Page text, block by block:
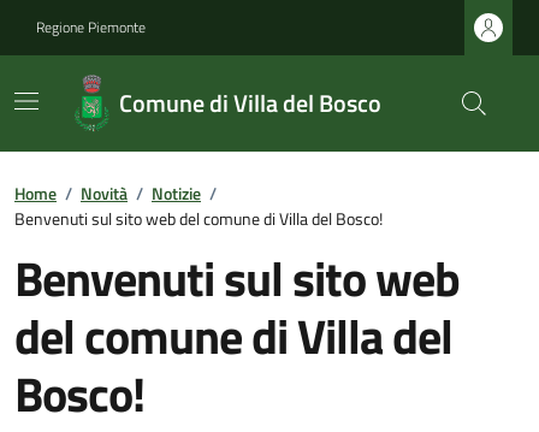
Regione Piemonte
Comune di Villa del Bosco
Home / Novità / Notizie /
Benvenuti sul sito web del comune di Villa del Bosco!
Benvenuti sul sito web
del comune di Villa del
Bosco!